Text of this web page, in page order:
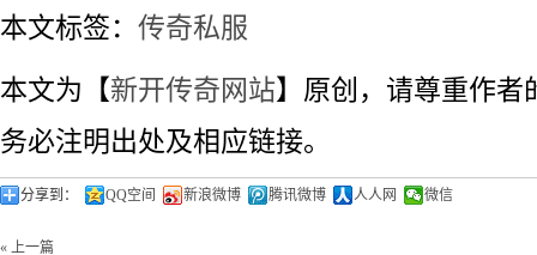
本文标签： 传奇私服
本文为【新开传奇网站】原创，请尊重作者
务必注明出处及相应链接。
分享到： QQ空间 新浪微博 腾讯微博 人人网 微信
« 上一篇